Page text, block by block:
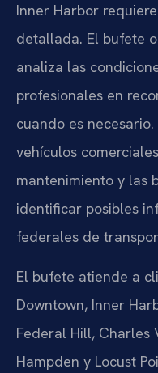
Inner Harbor
detallada. El bufete
analiza las
profesionales en
cuando es
vehículos
mantenimiento y las
identificar posibles
federales de
El bufete atiende a
Downtown, Inner
Federal Hill, Charles
Hampden y Locust